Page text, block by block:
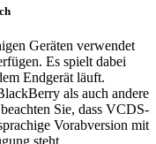
Geräten verwendet
Es spielt dabei
Endgerät läuft.
als auch andere
Sie, dass VCDS-
Vorabversion mit
steht.